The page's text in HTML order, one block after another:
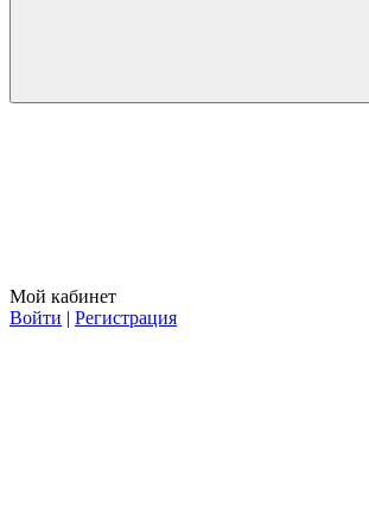
Мой кабинет
Войти | Регистрация